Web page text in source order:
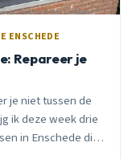
ENSCHEDE
Repareer je
je niet tussen de
ik deze week drie
in Enschede die